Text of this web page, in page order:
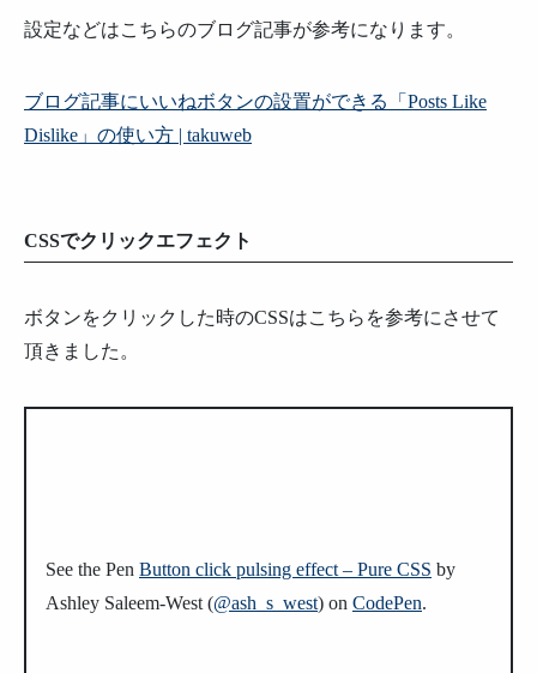
設定などはこちらのブログ記事が参考になります。
ブログ記事にいいねボタンの設置ができる「Posts Like
Dislike」の使い方 | takuweb
CSSでクリックエフェクト
ボタンをクリックした時のCSSはこちらを参考にさせて
頂きました。
See the Pen Button click pulsing effect – Pure CSS by
Ashley Saleem-West (@ash_s_west) on CodePen.